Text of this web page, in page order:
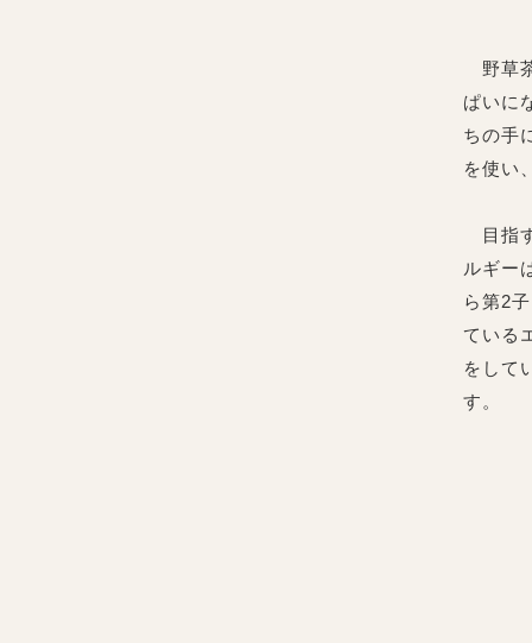
野草
ぱいに
ちの手
を使い
目指
ルギー
ら第2
ている
をして
す。